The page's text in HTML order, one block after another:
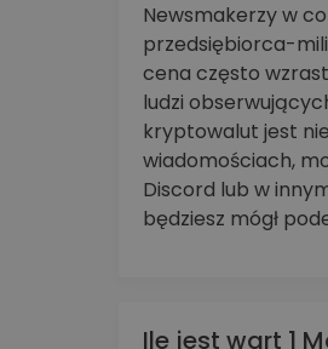
Newsmakerzy w
przedsiębiorca-
cena często
ludzi
kryptowalut jest
wiadomościach,
Discord lub w
będziesz mógł
Ile jest wart 1